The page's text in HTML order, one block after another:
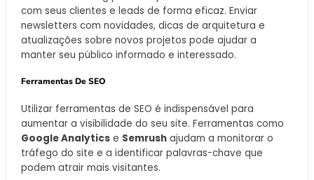
com seus clientes e leads de forma eficaz. Enviar
newsletters com novidades, dicas de arquitetura e
atualizações sobre novos projetos pode ajudar a
manter seu público informado e interessado.
Ferramentas De SEO
Utilizar ferramentas de SEO é indispensável para
aumentar a visibilidade do seu site. Ferramentas como
Google Analytics e Semrush ajudam a monitorar o
tráfego do site e a identificar palavras-chave que
podem atrair mais visitantes.